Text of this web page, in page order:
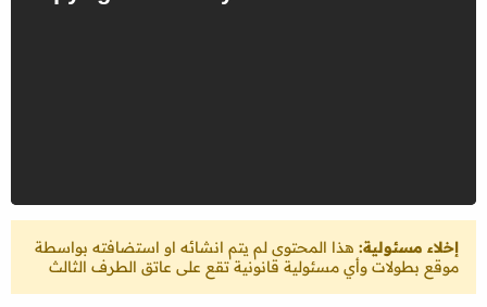
إخلاء مسئولية: هذا المحتوى لم يتم انشائه او استضافته بواسطة
موقع بطولات وأي مسئولية قانونية تقع على عاتق الطرف الثالث